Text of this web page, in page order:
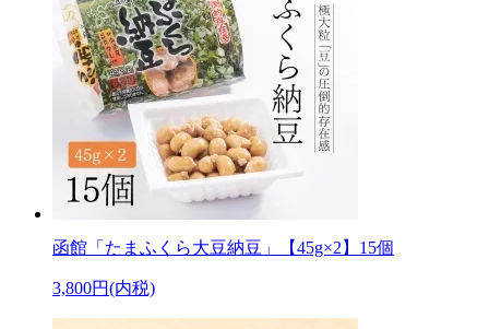
函館「たまふくら大豆納豆」【45g×2】15個
3,800円(内税)